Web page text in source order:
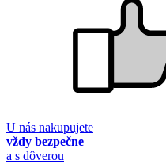
U nás nakupujete
vždy bezpečne
a s dôverou